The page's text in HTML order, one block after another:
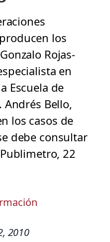
los
Rojas-
en
Escuela de
Andrés Bello,
los casos de
debe consultar
22
2010